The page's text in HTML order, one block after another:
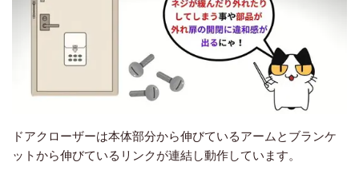
ドアクローザーは本体部分から伸びているアームとブランケ
ットから伸びているリンクが連結し動作しています。